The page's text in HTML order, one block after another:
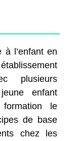
à l’enfant en
plusieurs
enfant
le
de base
chez les